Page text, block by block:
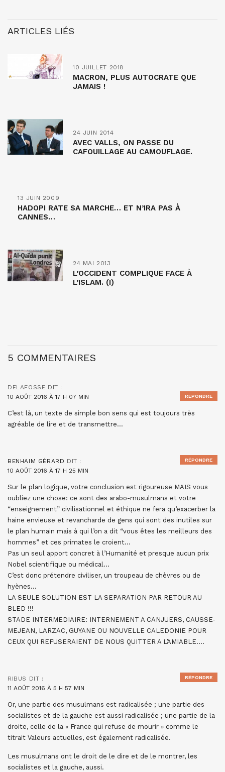
ARTICLES LIÉS
10 JUILLET 2018
MACRON, PLUS AUTOCRATE QUE
JAMAIS !
24 JUIN 2014
AVEC VALLS, ON PASSE DU
CAFOUILLAGE AU CAMOUFLAGE.
13 JUIN 2009
HADOPI RATE SA MARCHE… ET N’IRA PAS À
CANNES…
24 MAI 2013
L’OCCIDENT COMPLIQUE FACE À
L’ISLAM. (I)
5 COMMENTAIRES
DELAFOSSE DIT :
10 AOÛT 2016 À 17 H 07 MIN
C’est là, un texte de simple bon sens qui est toujours très
agréable de lire et de transmettre…
RÉPONDRE
BENHAIM GÉRARD DIT :
10 AOÛT 2016 À 17 H 25 MIN
Sur le plan logique, votre conclusion est rigoureuse MAIS vous
oubliez une chose: ce sont des arabo-musulmans et votre
“enseignement” civilisationnel et éthique ne fera qu’exacerber la
haine envieuse et revancharde de gens qui sont des inutiles sur
le plan humain mais à qui l’on a dit “vous êtes les meilleurs des
hommes” et ces primates le croient…
Pas un seul apport concret à l’Humanité et presque aucun prix
Nobel scientifique ou médical…
C’est donc prétendre civiliser, un troupeau de chèvres ou de
hyènes…
LA SEULE SOLUTION EST LA SEPARATION PAR RETOUR AU
BLED !!!
STADE INTERMEDIAIRE: INTERNEMENT A CANJUERS, CAUSSE-
MEJEAN, LARZAC, GUYANE OU NOUVELLE CALEDONIE POUR
CEUX QUI REFUSERAIENT DE NOUS QUITTER A L’AMIABLE….
RÉPONDRE
RIBUS DIT :
11 AOÛT 2016 À 5 H 57 MIN
Or, une partie des musulmans est radicalisée ; une partie des
socialistes et de la gauche est aussi radicalisée ; une partie de la
droite, celle de la « France qui refuse de mourir » comme le
titrait Valeurs actuelles, est également radicalisée.
Les musulmans ont le droit de le dire et de le montrer, les
socialistes et la gauche, aussi.
RÉPONDRE